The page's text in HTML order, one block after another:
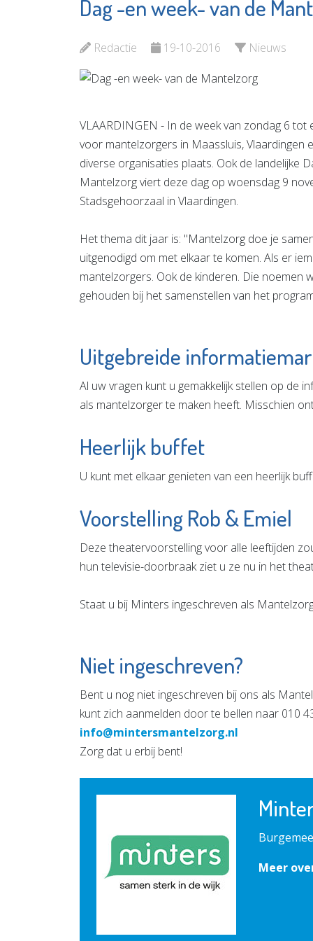
Dag -en week- van de
Redactie 19-10-2016 Nieuws
VLAARDINGEN - In de week van zondag 6
voor mantelzorgers in Maassluis, Vlaardingen
diverse organisaties plaats. Ook de landelijke
Mantelzorg viert deze dag op woensdag 9
Stadsgehoorzaal in Vlaardingen.
Het thema dit jaar is: "Mantelzorg doe je
uitgenodigd om met elkaar te komen. Als er
mantelzorgers. Ook de kinderen. Die noemen
gehouden bij het samenstellen van het
Uitgebreide
Al uw vragen kunt u gemakkelijk stellen op de
als mantelzorger te maken heeft. Misschien
Heerlijk buffet
U kunt met elkaar genieten van een heerlijk
Voorstelling Rob & Emiel
Deze theatervoorstelling voor alle leeftijden
hun televisie-doorbraak ziet u ze nu in het
Staat u bij Minters ingeschreven als
Niet ingeschreven?
Bent u nog niet ingeschreven bij ons als
kunt zich aanmelden door te bellen naar 010
info@mintersmantelzorg.nl
Zorg dat u erbij bent!
Meer
Golfbaan en
Schinkelshoek
Bekijk de pagina
Bekijk de